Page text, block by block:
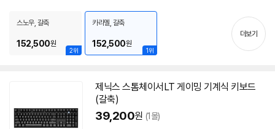
기
2위
스노우, 갈축
152,500원
1위
카라멜, 갈축
152,500원
더보기
제닉스 스톰체이서LT 게이밍 기계식 키보드
(갈축)
39,200원 (1몰)